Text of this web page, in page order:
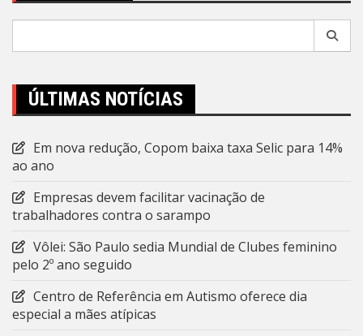
ÚLTIMAS NOTÍCIAS
Em nova redução, Copom baixa taxa Selic para 14%
ao ano
Empresas devem facilitar vacinação de
trabalhadores contra o sarampo
Vôlei: São Paulo sedia Mundial de Clubes feminino
pelo 2º ano seguido
Centro de Referência em Autismo oferece dia
especial a mães atípicas